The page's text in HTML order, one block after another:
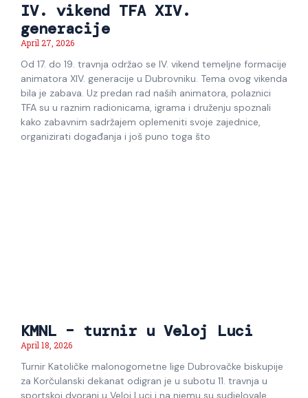
IV. vikend TFA XIV.
generacije
April 27, 2026
Od 17. do 19. travnja održao se IV. vikend temeljne formacije
animatora XIV. generacije u Dubrovniku. Tema ovog vikenda
bila je zabava. Uz predan rad naših animatora, polaznici
TFA su u raznim radionicama, igrama i druženju spoznali
kako zabavnim sadržajem oplemeniti svoje zajednice,
organizirati događanja i još puno toga što
KMNL – turnir u Veloj Luci
April 18, 2026
Turnir Katoličke malonogometne lige Dubrovačke biskupije
za Korčulanski dekanat odigran je u subotu 11. travnja u
sportskoj dvorani u Veloj Luci i na njemu su sudjelovale